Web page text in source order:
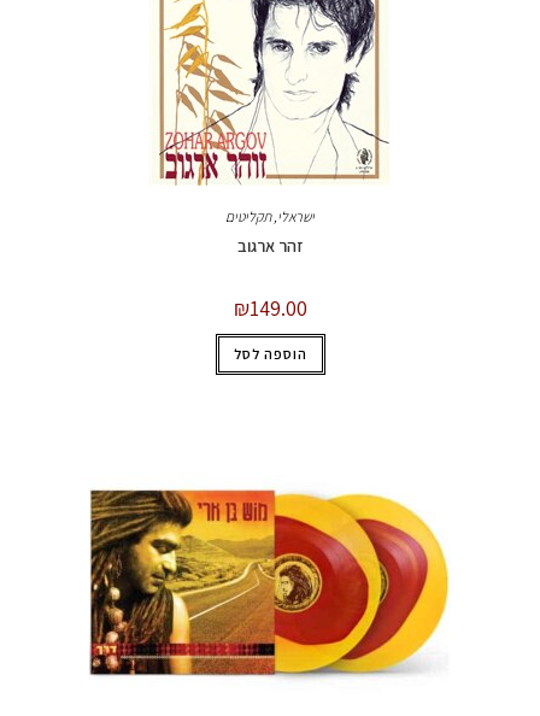
ישראלי,תקליטים
זהר ארגוב
₪149.00
הוספה לסל